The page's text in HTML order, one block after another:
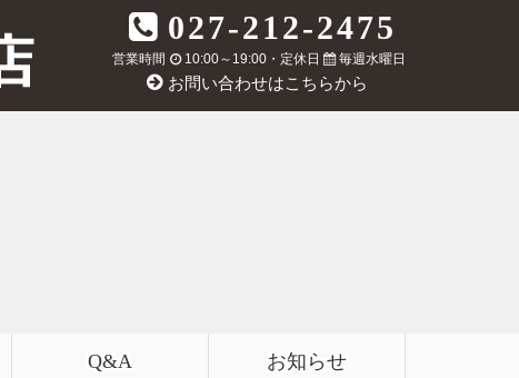
027-212-2475
営業時間 10:00～19:00・定休日 毎週水曜日
お問い合わせはこちらから
Q&A お知らせ